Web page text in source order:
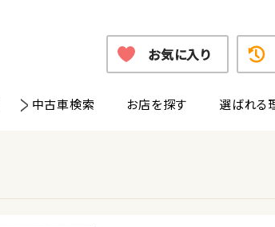
中古車検索 お店を探す 選ばれる
お気に入り